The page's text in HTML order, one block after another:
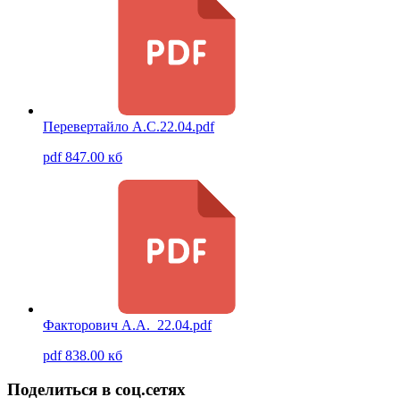
Перевертайло А.С.22.04.pdf
pdf 847.00 кб
Факторович А.А._22.04.pdf
pdf 838.00 кб
Поделиться в соц.сетях